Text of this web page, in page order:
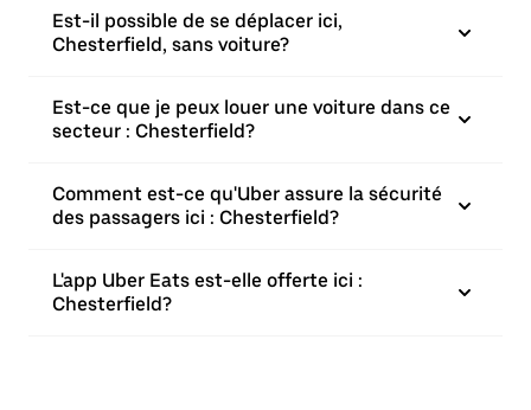
Est-il possible de se déplacer ici,
Chesterfield, sans voiture?
Est-ce que je peux louer une voiture dans ce
secteur : Chesterfield?
Comment est-ce qu'Uber assure la sécurité
des passagers ici : Chesterfield?
L'app Uber Eats est-elle offerte ici :
Chesterfield?